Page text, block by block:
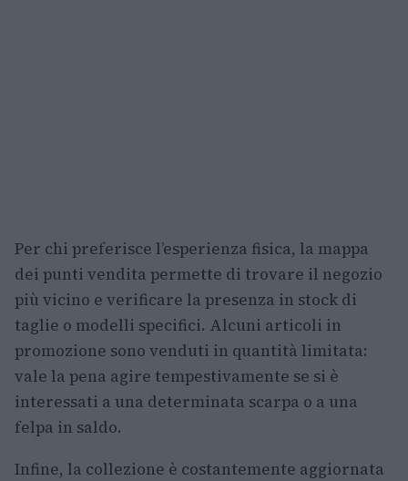
Per chi preferisce l’esperienza fisica, la mappa
dei punti vendita permette di trovare il negozio
più vicino e verificare la presenza in stock di
taglie o modelli specifici. Alcuni articoli in
promozione sono venduti in quantità limitata:
vale la pena agire tempestivamente se si è
interessati a una determinata scarpa o a una
felpa in saldo.
Infine, la collezione è costantemente aggiornata